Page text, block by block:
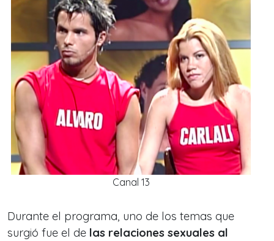
Canal 13
Durante el programa, uno de los temas que
surgió fue el de las relaciones sexuales al